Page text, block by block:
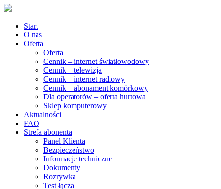
Start
O nas
Oferta
Oferta
Cennik – internet światłowodowy
Cennik – telewizja
Cennik – internet radiowy
Cennik – abonament komórkowy
Dla operatorów – oferta hurtowa
Sklep komputerowy
Aktualności
FAQ
Strefa abonenta
Panel Klienta
Bezpieczeństwo
Informacje techniczne
Dokumenty
Rozrywka
Test łącza